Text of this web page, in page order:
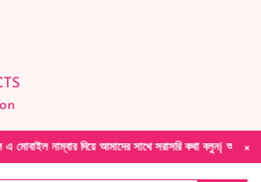
×
দিয়ে আমাদের সাথে সরাসরি কথা বলুন| আমাদের যেকোনো